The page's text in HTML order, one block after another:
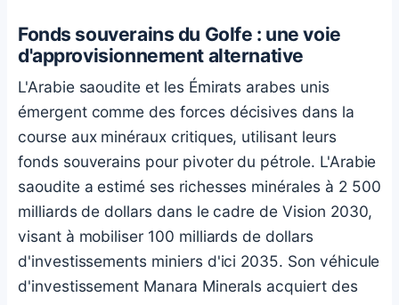
Fonds souverains du Golfe : une voie
d'approvisionnement alternative
L'Arabie saoudite et les Émirats arabes unis
émergent comme des forces décisives dans la
course aux minéraux critiques, utilisant leurs
fonds souverains pour pivoter du pétrole. L'Arabie
saoudite a estimé ses richesses minérales à 2 500
milliards de dollars dans le cadre de Vision 2030,
visant à mobiliser 100 milliards de dollars
d'investissements miniers d'ici 2035. Son véhicule
d'investissement Manara Minerals acquiert des